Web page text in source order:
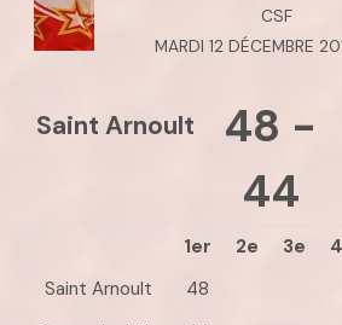
CSF
MARDI 12 DÉCEMBRE
Saint Arnoult 48 -
44
1er 2e 3e
Saint Arnoult
48